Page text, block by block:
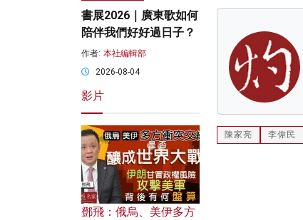
陳家亮 李偉民
書展2026｜廣東歌如何
陪伴我們好好過日子？
作者: 本社編輯部
2026-08-04
影片
鄧飛：俄烏、美伊多方